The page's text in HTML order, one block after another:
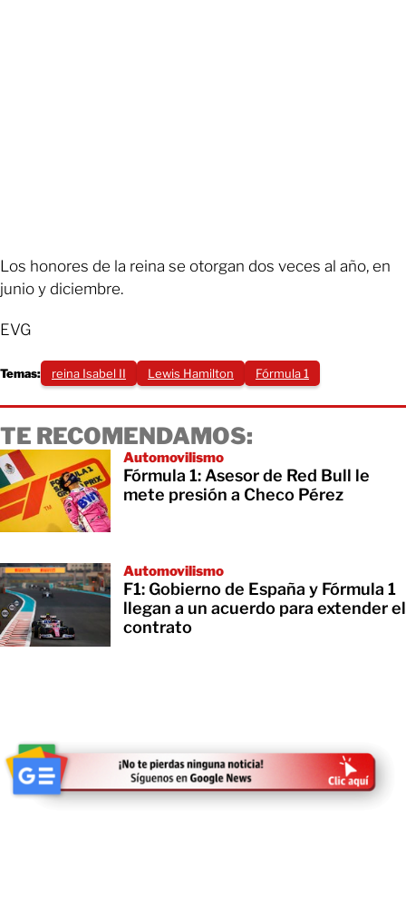
Los honores de la reina se otorgan dos veces al año, en
junio y diciembre.
EVG
Temas: reina Isabel II Lewis Hamilton Fórmula 1
TE RECOMENDAMOS:
Automovilismo
Fórmula 1: Asesor de Red Bull le
mete presión a Checo Pérez
Automovilismo
F1: Gobierno de España y Fórmula 1
llegan a un acuerdo para extender el
contrato